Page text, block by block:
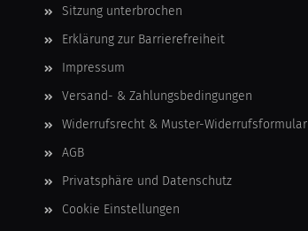
Sitzung unterbrochen
Erklärung zur Barrierefreiheit
Impressum
Versand- & Zahlungsbedingungen
Widerrufsrecht & Muster-Widerrufsformular
AGB
Privatsphäre und Datenschutz
Cookie Einstellungen